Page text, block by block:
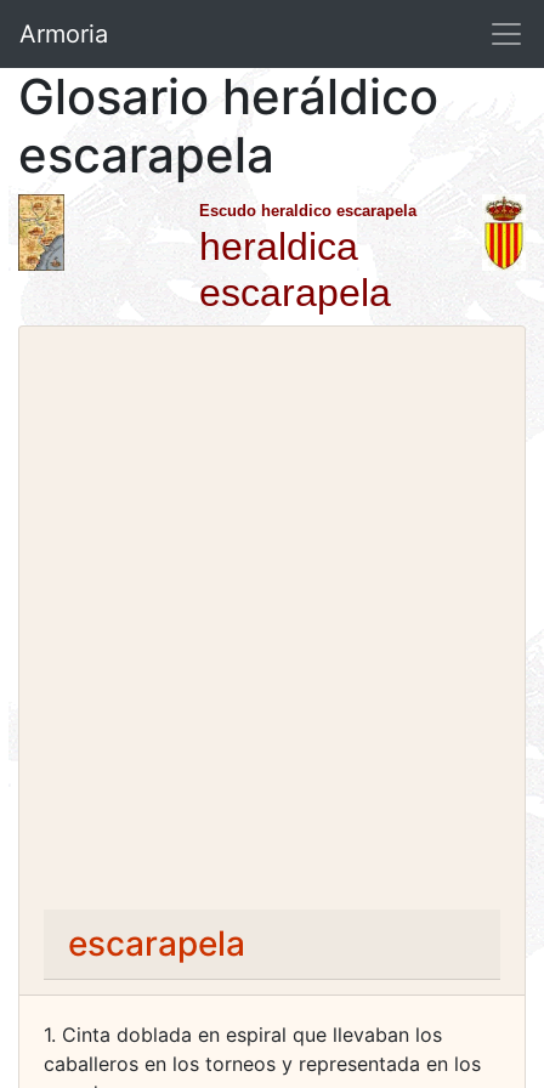
Armoria
Glosario heráldico
escarapela
Escudo heraldico escarapela
heraldica
escarapela
escarapela
1. Cinta doblada en espiral que llevaban los
caballeros en los torneos y representada en los